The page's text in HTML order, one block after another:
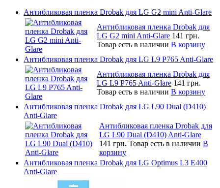
Антибликовая пленка Drobak для LG G2 mini Anti-Glare
Антибликовая пленка Drobak для
LG G2 mini Anti-Glare 141 грн.
Товар есть в наличии В корзину
Антибликовая пленка Drobak для LG L9 P765 Anti-Glare
Антибликовая пленка Drobak для
LG L9 P765 Anti-Glare 141 грн.
Товар есть в наличии В корзину
Антибликовая пленка Drobak для LG L90 Dual (D410)
Anti-Glare
Антибликовая пленка Drobak для
LG L90 Dual (D410) Anti-Glare
141 грн. Товар есть в наличии В
корзину
Антибликовая пленка Drobak для LG Optimus L3 E400
Anti-Glare